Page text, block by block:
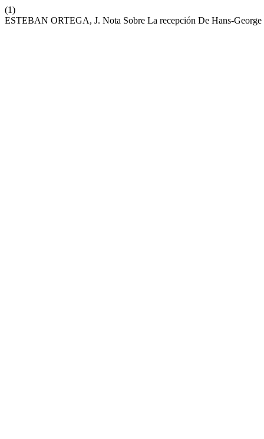
(1)
ESTEBAN ORTEGA, J. Nota Sobre La recepción De Hans-George